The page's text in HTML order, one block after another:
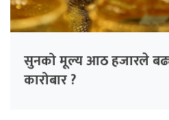
सुनको मूल्य आठ हजारले
कारोबार ?